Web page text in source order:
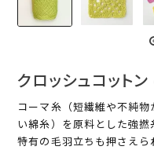
クロッシュコット
コーマ糸（短繊維や不純
い綿糸）を原料とした強
特有の毛羽立ちも押さえ